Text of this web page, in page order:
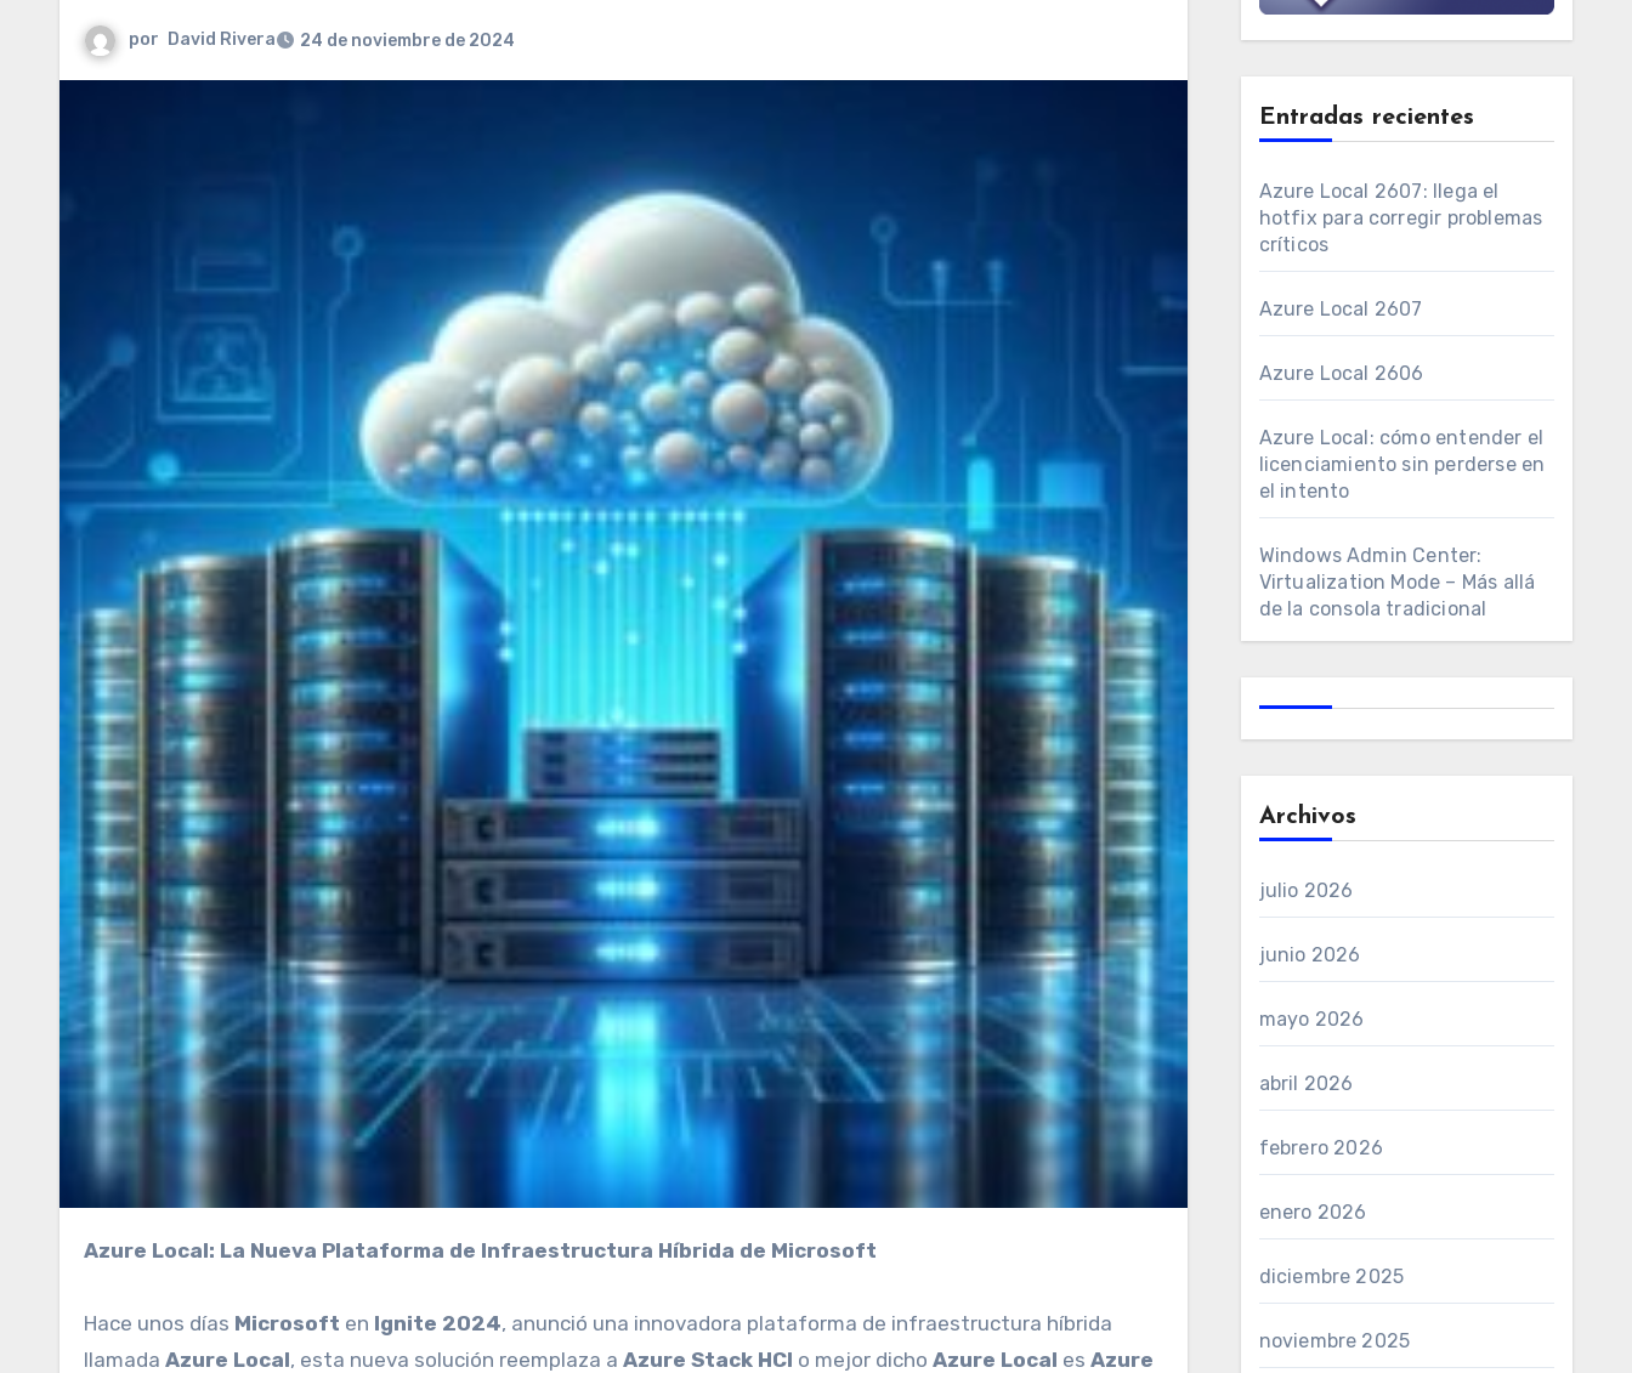
por David Rivera 24 de noviembre de 2024
Azure Local: La Nueva Plataforma de Infraestructura Híbrida de Microsoft
Hace unos días Microsoft en Ignite 2024, anunció una innovadora plataforma de infraestructura híbrida
llamada Azure Local, esta nueva solución reemplaza a Azure Stack HCI o mejor dicho Azure Local es Azure
Entradas recientes
Azure Local 2607: llega el
hotfix para corregir problemas
críticos
Azure Local 2607
Azure Local 2606
Azure Local: cómo entender el
licenciamiento sin perderse en
el intento
Windows Admin Center:
Virtualization Mode – Más allá
de la consola tradicional
Archivos
julio 2026
junio 2026
mayo 2026
abril 2026
febrero 2026
enero 2026
diciembre 2025
noviembre 2025